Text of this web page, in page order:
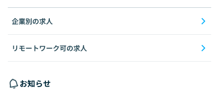
企業別の求人
リモートワーク可の求人
お知らせ